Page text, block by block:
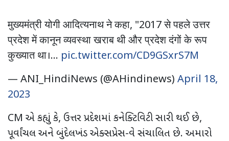
मुख्यमंत्री योगी आदित्यनाथ ने कहा, "2017 से पहले उत्तर
प्रदेश में कानून व्यवस्था खराब थी और प्रदेश दंगों के रूप
कुख्यात था।… pic.twitter.com/CD9GSxrS7M
— ANI_HindiNews (@AHindinews) April 18,
2023
CM એ કહ્યું કે, ઉત્તર પ્રદેશમાં કનેક્ટિવિટી સારી થઈ છે,
પૂર્વાંચલ અને બુંદેલખંડ એક્સપ્રેસ-વે સંચાલિત છે. અમારો